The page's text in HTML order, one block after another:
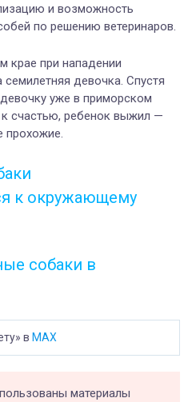
и возможность
по решению ветеринаров.
крае при нападении
девочка. Спустя
уже в приморском
счастью, ребенок выжил —
прохожие.
к окружающему
собаки в
в MAX
материалы